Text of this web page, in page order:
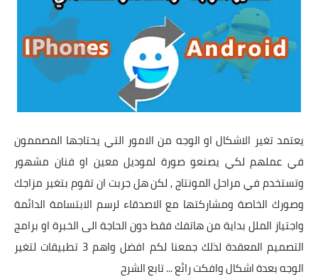
تطبيقات
العملات الرقمية
يعتمد تغير الاشكال او الوجه من الامور التي يحتاجها المصممون
في عملهم لكي يصنعو صورة لموديل معين او فنان مشهور
وتستخدم في مراحل المونتاج , لكن هل جربت ان تقوم بتغير مزاجك
وصورك الخاصة ومشاركتها مع الاصدقاء لرسم الابتسامة الدائمة
واجتياز الملل بداية من هاتفك فقط دون الحاجة الى الخبرة او برامج
التصميم المعقدة لذلك جمعنا لكم افضل واهم 3 تطبيقات لتغير
الوجه بعدة اشكال وافكت رائع ... تابع الشرح